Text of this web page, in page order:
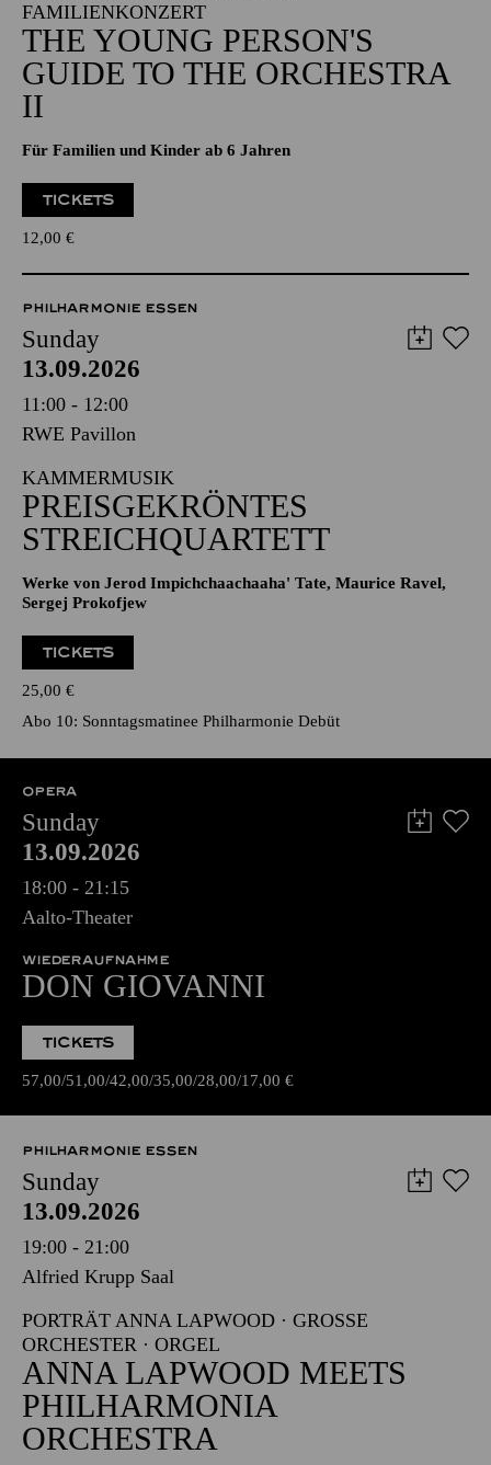
FAMILIENKONZERT
THE YOUNG PERSON'S
GUIDE TO THE ORCHESTRA
II
Für Familien und Kinder ab 6 Jahren
TICKETS
12,00 €
PHILHARMONIE ESSEN
Sunday
13.09.2026
11:00 - 12:00
RWE Pavillon
KAMMERMUSIK
PREISGEKRÖNTES
STREICHQUARTETT
Werke von Jerod Impichchaachaaha' Tate, Maurice Ravel,
Sergej Prokofjew
TICKETS
25,00 €
Abo 10: Sonntagsmatinee Philharmonie Debüt
OPERA
Sunday
13.09.2026
18:00 - 21:15
Aalto-Theater
WIEDERAUFNAHME
DON GIOVANNI
TICKETS
57,00 51,00 42,00 35,00 28,00 17,00 €
PHILHARMONIE ESSEN
Sunday
13.09.2026
19:00 - 21:00
Alfried Krupp Saal
PORTRÄT ANNA LAPWOOD · GROSSE O
RCHESTER · ORGEL
ANNA LAPWOOD MEETS
PHILHARMONIA
ORCHESTRA